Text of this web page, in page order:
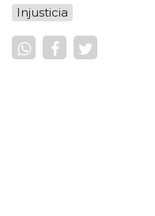
Injusticia